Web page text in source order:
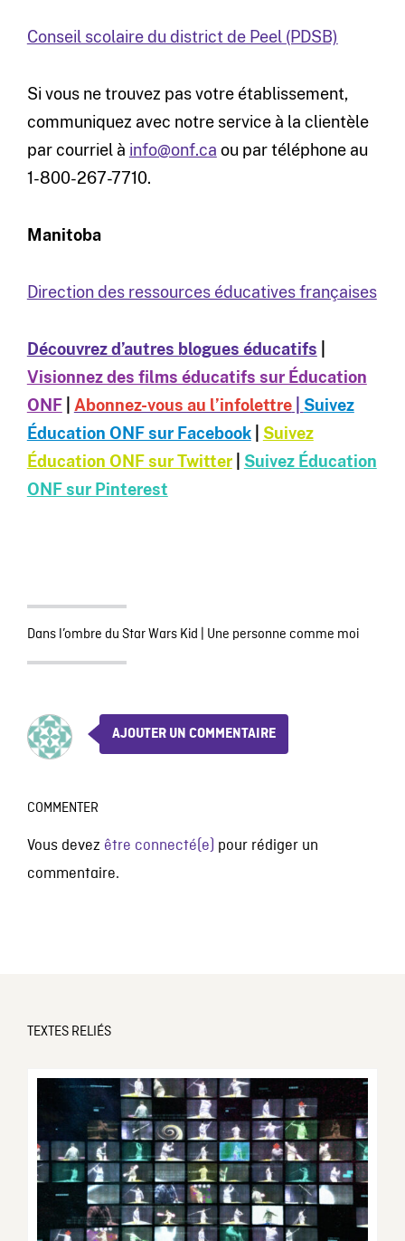
Conseil scolaire du district de Peel (PDSB)
Si vous ne trouvez pas votre établissement,
communiquez avec notre service à la clientèle
par courriel à info@onf.ca ou par téléphone au
1-800-267-7710.
Manitoba
Direction des ressources éducatives françaises
Découvrez d’autres blogues éducatifs
Visionnez des films éducatifs sur Éducation
ONF| Abonnez-vous au l’infolettre| Suivez
Éducation ONF sur Facebook| Suivez
Éducation ONF sur Twitter| Suivez Éducation
ONF sur Pinterest
Dans l’ombre du Star Wars Kid | Une personne comme moi
AJOUTER UN COMMENTAIRE
COMMENTER
Vous devez être connecté(e) pour rédiger un
commentaire.
TEXTES RELIÉS